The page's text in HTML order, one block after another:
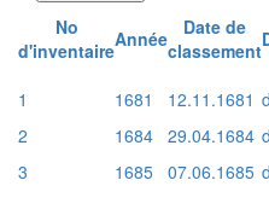
No
d'inventaireAnnée
Date de
classement
1
1681 12.11.1681
2
1684 29.04.1684
3
1685 07.06.1685